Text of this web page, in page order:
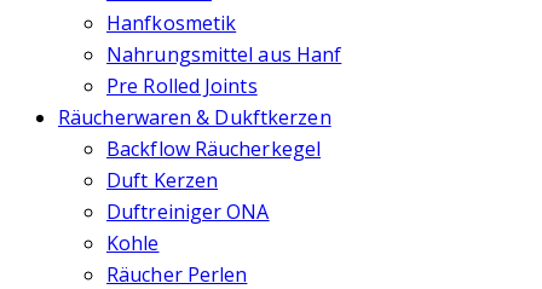
Hanfkosmetik
Nahrungsmittel aus Hanf
Pre Rolled Joints
Räucherwaren & Dukftkerzen
Backflow Räucherkegel
Duft Kerzen
Duftreiniger ONA
Kohle
Räucher Perlen